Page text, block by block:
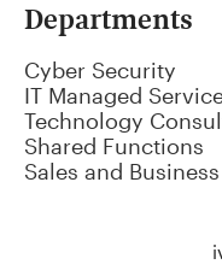
Departments
Cyber Security
IT Managed
Technology
Shared Functions
Sales and